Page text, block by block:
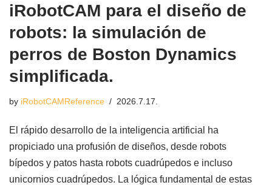
iRobotCAM para el diseño de
robots: la simulación de
perros de Boston Dynamics
simplificada.
by iRobotCAMReference 2026.7.17.
El rápido desarrollo de la inteligencia artificial ha
propiciado una profusión de diseños, desde robots
bípedos y patos hasta robots cuadrúpedos e incluso
unicornios cuadrúpedos. La lógica fundamental de estas